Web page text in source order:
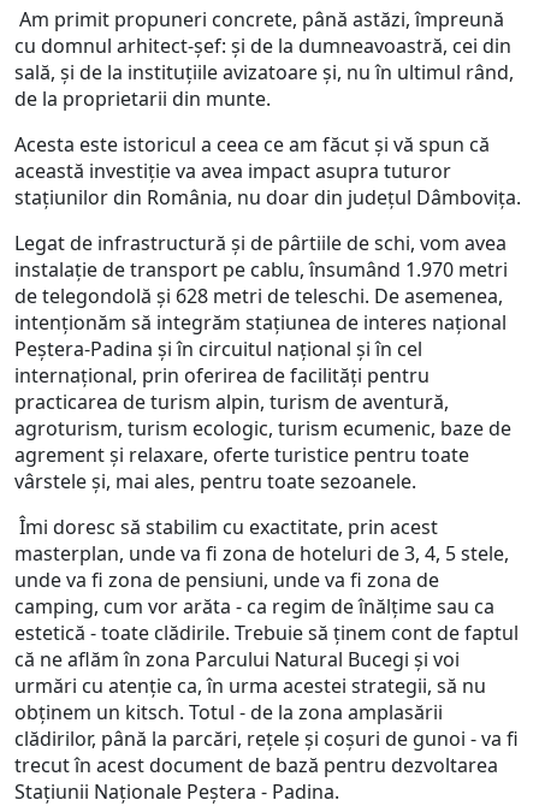
Am primit propuneri concrete, până astăzi, împreună
cu domnul arhitect-șef: și de la dumneavoastră, cei din
sală, și de la instituțiile avizatoare și, nu în ultimul rând,
de la proprietarii din munte.
Acesta este istoricul a ceea ce am făcut și vă spun că
această investiție va avea impact asupra tuturor
stațiunilor din România, nu doar din județul Dâmbovița.
Legat de infrastructură și de pârtiile de schi, vom avea
instalație de transport pe cablu, însumând 1.970 metri
de telegondolă și 628 metri de teleschi. De asemenea,
intenționăm să integrăm stațiunea de interes național
Peștera-Padina și în circuitul național și în cel
internațional, prin oferirea de facilități pentru
practicarea de turism alpin, turism de aventură,
agroturism, turism ecologic, turism ecumenic, baze de
agrement și relaxare, oferte turistice pentru toate
vârstele și, mai ales, pentru toate sezoanele.
Îmi doresc să stabilim cu exactitate, prin acest
masterplan, unde va fi zona de hoteluri de 3, 4, 5 stele,
unde va fi zona de pensiuni, unde va fi zona de
camping, cum vor arăta - ca regim de înălțime sau ca
estetică - toate clădirile. Trebuie să ținem cont de faptul
că ne aflăm în zona Parcului Natural Bucegi și voi
urmări cu atenție ca, în urma acestei strategii, să nu
obținem un kitsch. Totul - de la zona amplasării
clădirilor, până la parcări, rețele și coșuri de gunoi - va fi
trecut în acest document de bază pentru dezvoltarea
Stațiunii Naționale Peștera - Padina.